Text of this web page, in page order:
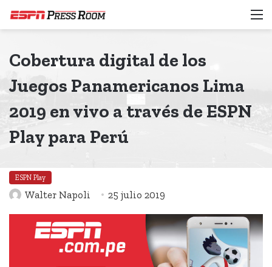
Cobertura digital de los
Juegos Panamericanos Lima
2019 en vivo a través de ESPN
Play para Perú
ESPN Play
Walter Napoli 25 julio 2019